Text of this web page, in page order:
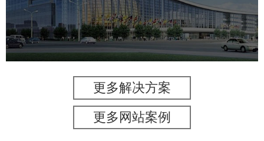
专业服务 网站建设 网站设计
更多解决方案
更多网站案例